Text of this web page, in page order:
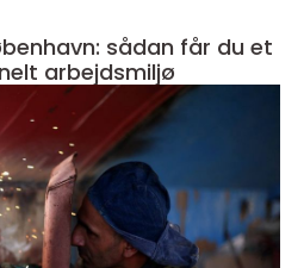
sådan får du et
arbejdsmiljø